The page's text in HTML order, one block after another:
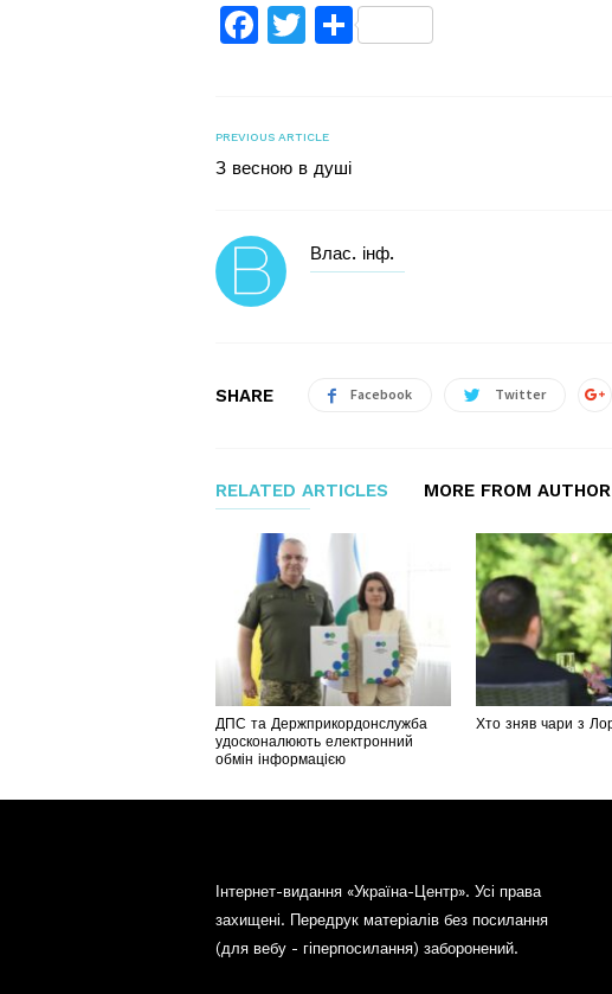
Facebook
TwitterПоділитися
PREVIOUS ARTICLE
З весною в душі
Влас. інф.
SHARE Facebook Twitter
RELATED ARTICLES MORE FROM AUTHOR
ДПС та Держприкордонслужба
удосконалюють електронний
обмін інформацією
Хто зняв чари з
Інтернет-видання «Україна-Центр». Усі права
захищені. Передрук матеріалів без посилання
(для вебу - гіперпосилання) заборонений.